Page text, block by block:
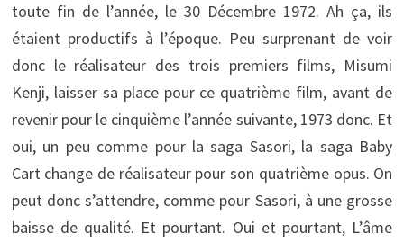
toute fin de l’année, le 30 Décembre 1972. Ah ça, ils
étaient productifs à l’époque. Peu surprenant de voir
donc le réalisateur des trois premiers films, Misumi
Kenji, laisser sa place pour ce quatrième film, avant de
revenir pour le cinquième l’année suivante, 1973 donc. Et
oui, un peu comme pour la saga Sasori, la saga Baby
Cart change de réalisateur pour son quatrième opus. On
peut donc s’attendre, comme pour Sasori, à une grosse
baisse de qualité. Et pourtant. Oui et pourtant, L’âme